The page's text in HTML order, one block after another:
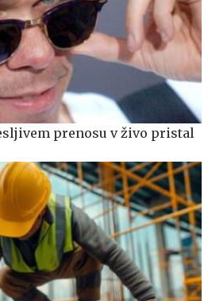
prenosu v živo pristal